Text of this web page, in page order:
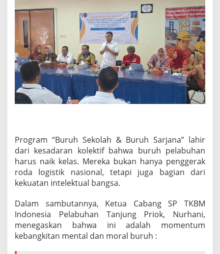
Program “Buruh Sekolah & Buruh Sarjana” lahir
dari kesadaran kolektif bahwa buruh pelabuhan
harus naik kelas. Mereka bukan hanya penggerak
roda logistik nasional, tetapi juga bagian dari
kekuatan intelektual bangsa.
Dalam sambutannya, Ketua Cabang SP TKBM
Indonesia Pelabuhan Tanjung Priok, Nurhani,
menegaskan bahwa ini adalah momentum
kebangkitan mental dan moral buruh :